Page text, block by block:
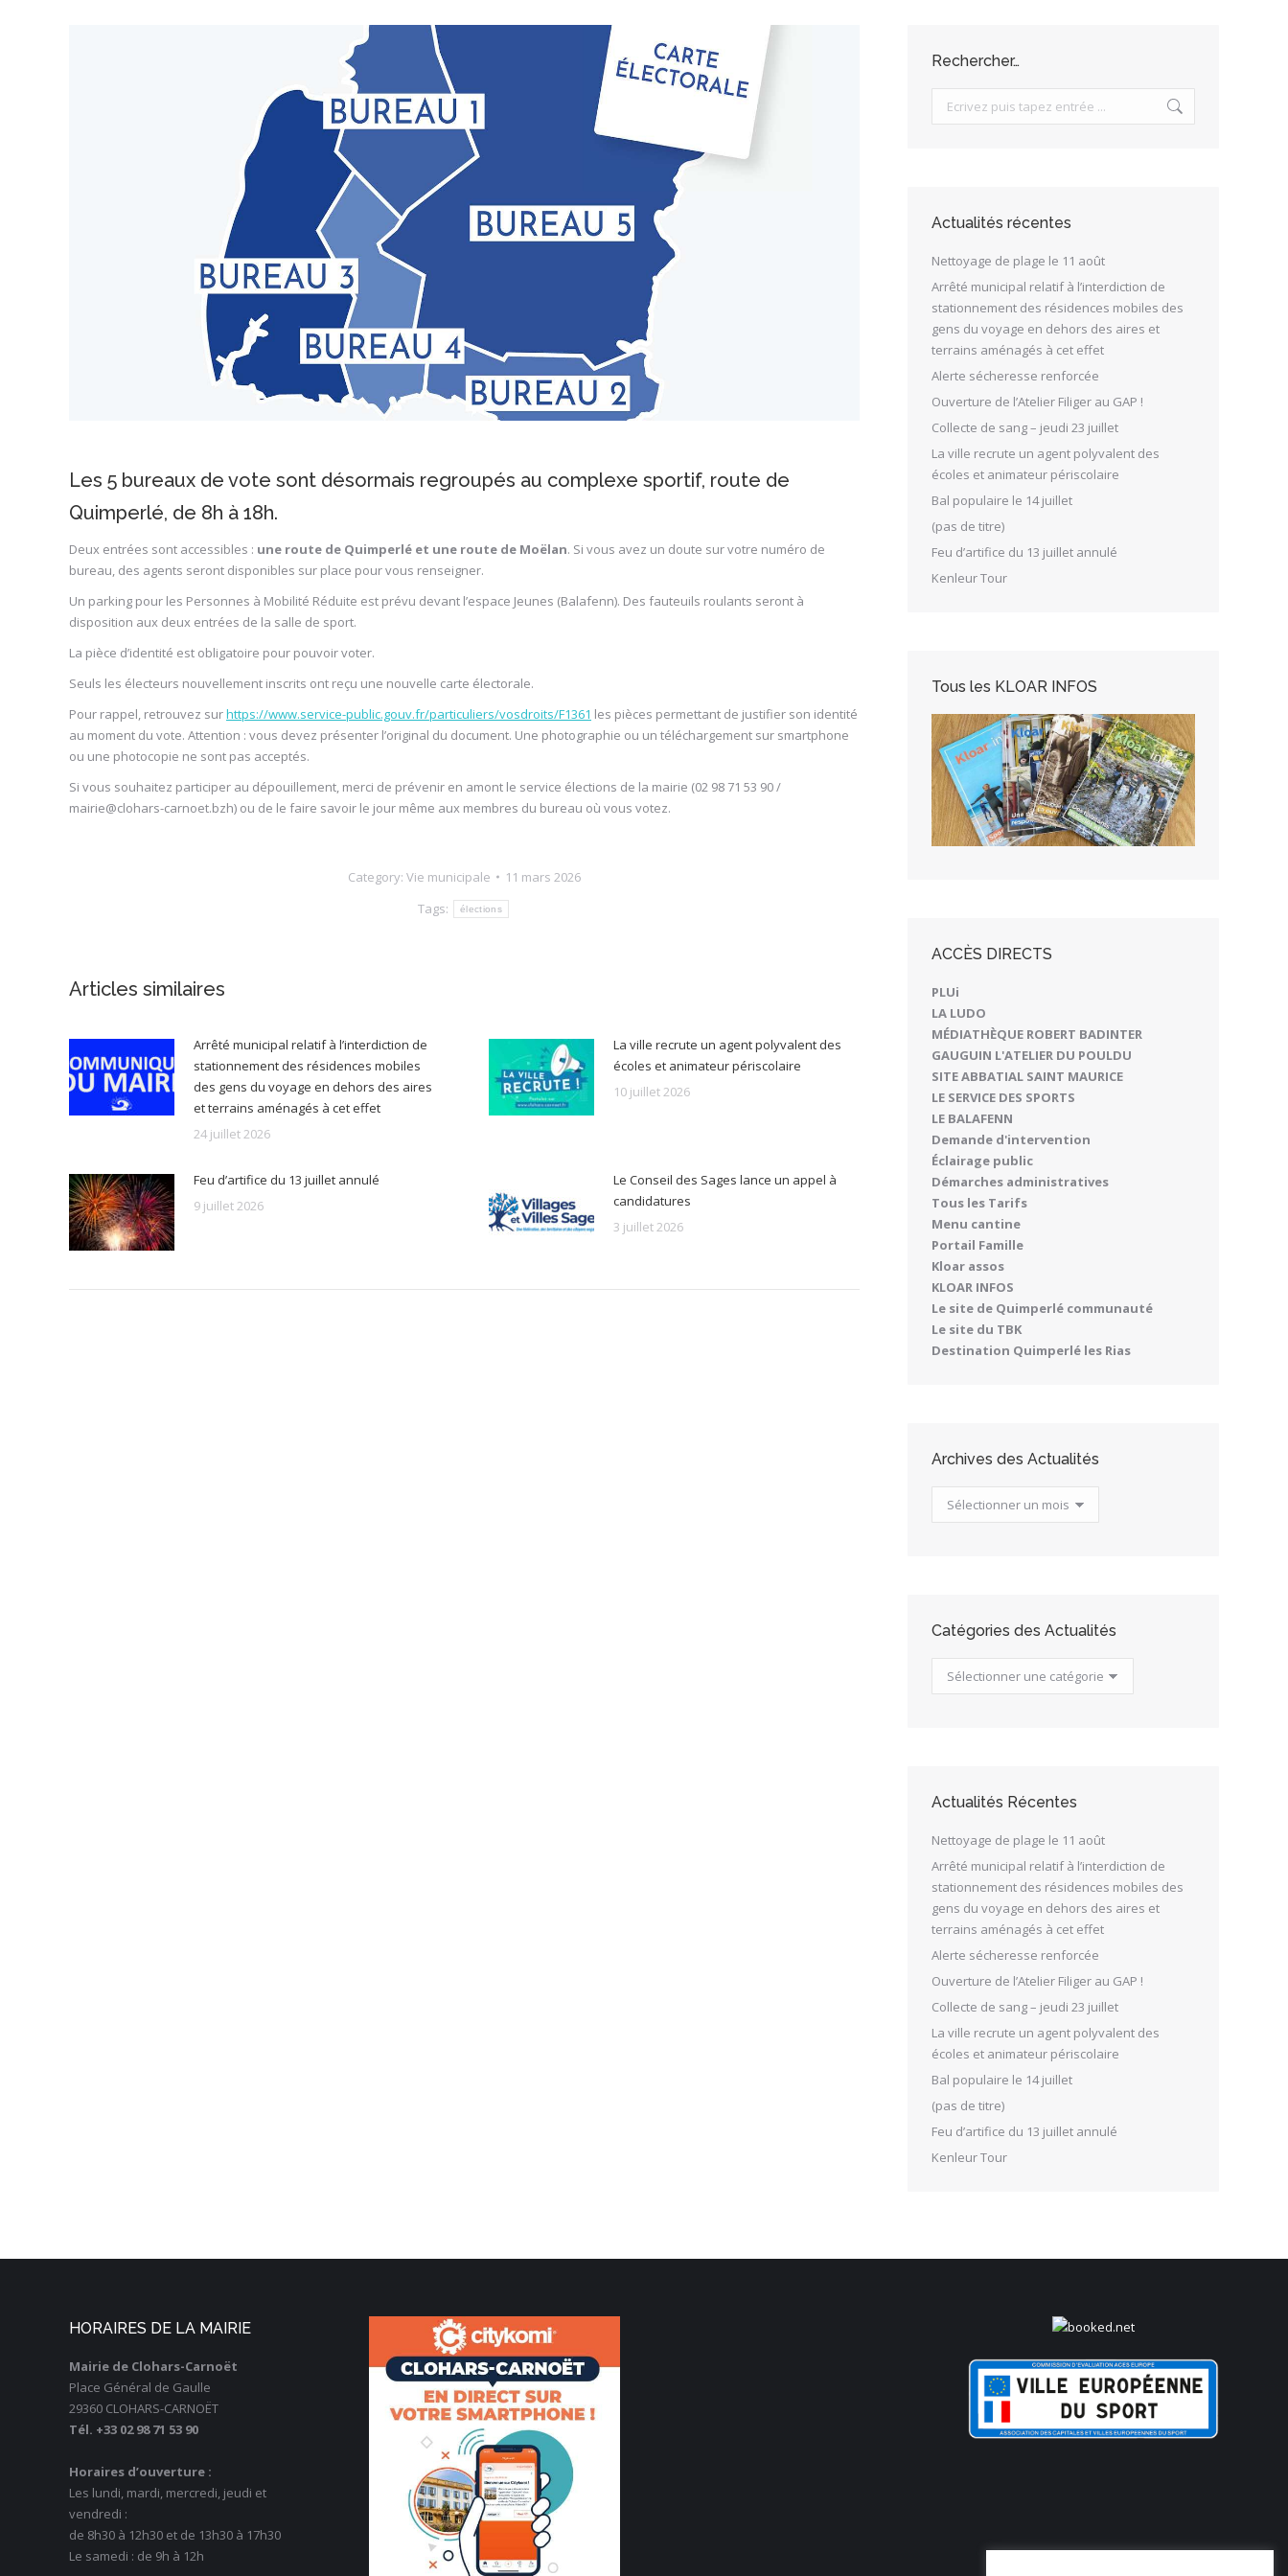
Les 5 bureaux de vote sont désormais regroupés au complexe sportif, route de
Quimperlé, de 8h à 18h.
Deux entrées sont accessibles : une route de Quimperlé et une route de Moëlan. Si vous avez un doute sur votre numéro de
bureau, des agents seront disponibles sur place pour vous renseigner.
Un parking pour les Personnes à Mobilité Réduite est prévu devant l’espace Jeunes (Balafenn). Des fauteuils roulants seront à
disposition aux deux entrées de la salle de sport.
La pièce d’identité est obligatoire pour pouvoir voter.
Seuls les électeurs nouvellement inscrits ont reçu une nouvelle carte électorale.
Pour rappel, retrouvez surhttps://www.service-public.gouv.fr/particuliers/vosdroits/F1361 les pièces permettant de justifier son identité
au moment du vote. Attention : vous devez présenter l’original du document. Une photographie ou un téléchargement sur smartphone
ou une photocopie ne sont pas acceptés.
Si vous souhaitez participer au dépouillement, merci de prévenir en amont le service élections de la mairie (02 98 71 53 90 /
mairie@clohars-carnoet.bzh) ou de le faire savoir le jour même aux membres du bureau où vous votez.
Category: Vie municipale
11 mars 2026
Tags:
élections
Articles similaires
Arrêté municipal relatif à l’interdiction de
stationnement des résidences mobiles
des gens du voyage en dehors des aires
et terrains aménagés à cet effet
24 juillet 2026
La ville recrute un agent polyvalent des
écoles et animateur périscolaire
10 juillet 2026
Feu d’artifice du 13 juillet annulé
9 juillet 2026
Le Conseil des Sages lance un appel à
candidatures
3 juillet 2026
Rechercher…
Search:
Actualités récentes
Nettoyage de plage le 11 août
Arrêté municipal relatif à l’interdiction de
stationnement des résidences mobiles des
gens du voyage en dehors des aires et
terrains aménagés à cet effet
Alerte sécheresse renforcée
Ouverture de l’Atelier Filiger au GAP !
Collecte de sang – jeudi 23 juillet
La ville recrute un agent polyvalent des
écoles et animateur périscolaire
Bal populaire le 14 juillet
(pas de titre)
Feu d’artifice du 13 juillet annulé
Kenleur Tour
Tous les KLOAR INFOS
ACCÈS DIRECTS
PLUi
LA LUDO
MÉDIATHÈQUE ROBERT BADINTER
GAUGUIN L'ATELIER DU POULDU
SITE ABBATIAL SAINT MAURICE
LE SERVICE DES SPORTS
LE BALAFENN
Demande d'intervention
Éclairage public
Démarches administratives
Tous les Tarifs
Menu cantine
Portail Famille
Kloar assos
KLOAR INFOS
Le site de Quimperlé communauté
Le site du TBK
Destination Quimperlé les Rias
Archives des Actualités
Archives
des
Catégories des Actualités
Catégories
des
Actualités Récentes
Nettoyage de plage le 11 août
Arrêté municipal relatif à l’interdiction de
stationnement des résidences mobiles des
gens du voyage en dehors des aires et
terrains aménagés à cet effet
Alerte sécheresse renforcée
Ouverture de l’Atelier Filiger au GAP !
Collecte de sang – jeudi 23 juillet
La ville recrute un agent polyvalent des
écoles et animateur périscolaire
Bal populaire le 14 juillet
(pas de titre)
Feu d’artifice du 13 juillet annulé
Kenleur Tour
HORAIRES DE LA MAIRIE
Mairie de Clohars-Carnoët
Place Général de Gaulle
29360 CLOHARS-CARNOËT
Tél. +33 02 98 71 53 90
Horaires d’ouverture :
Les lundi, mardi, mercredi, jeudi et
vendredi :
de 8h30 à 12h30 et de 13h30 à 17h30
Le samedi : de 9h à 12h